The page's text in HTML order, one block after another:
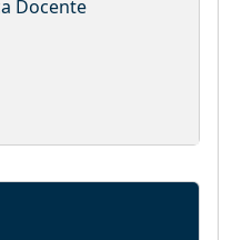
Docente